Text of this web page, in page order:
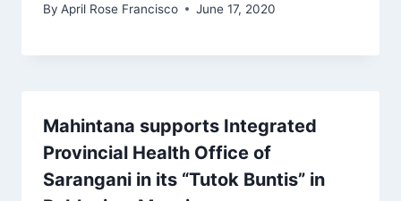
By April Rose Francisco June 17, 2020
Mahintana supports Integrated
Provincial Health Office of
Sarangani in its “Tutok Buntis” in